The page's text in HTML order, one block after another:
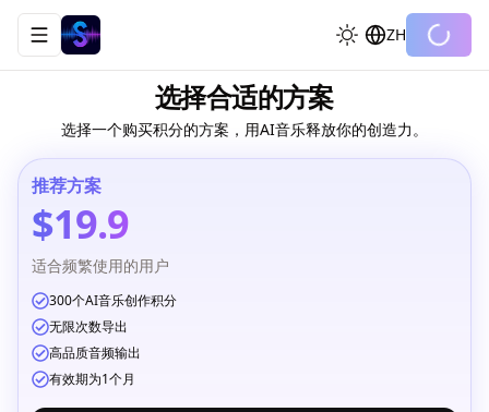
Toggle navigation menu ZH
选择合适的方案
选择一个购买积分的方案，用AI音乐释放你的创造力。
推荐方案
$19.9
适合频繁使用的用户
300个AI音乐创作积分
无限次数导出
高品质音频输出
有效期为1个月